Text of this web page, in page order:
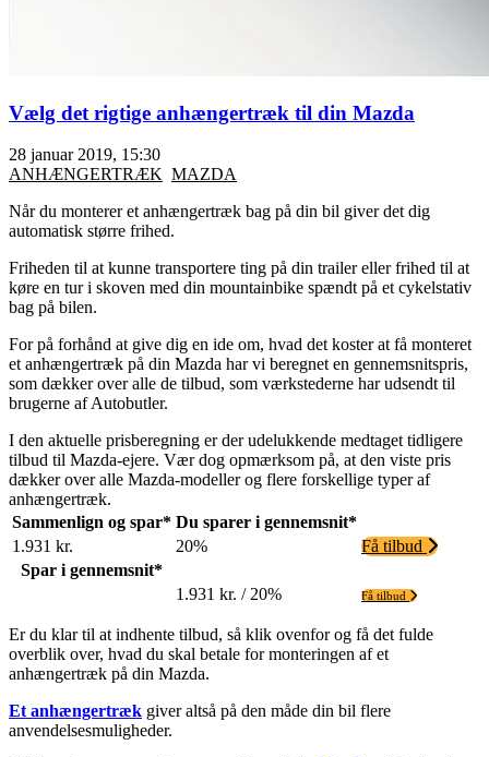
Vælg det rigtige anhængertræk til din Mazda
28 januar 2019, 15:30
ANHÆNGERTRÆK MAZDA
Når du monterer et anhængertræk bag på din bil giver det dig
automatisk større frihed.
Friheden til at kunne transportere ting på din trailer eller frihed til at
køre en tur i skoven med din mountainbike spændt på et cykelstativ
bag på bilen.
For på forhånd at give dig en ide om, hvad det koster at få monteret
et anhængertræk på din Mazda har vi beregnet en gennemsnitspris,
som dækker over alle de tilbud, som værkstederne har udsendt til
brugerne af Autobutler.
I den aktuelle prisberegning er der udelukkende medtaget tidligere
tilbud til Mazda-ejere. Vær dog opmærksom på, at den viste pris
dækker over alle Mazda-modeller og flere forskellige typer af
anhængertræk.
Sammenlign og spar* Du sparer i gennemsnit*
1.931 kr.
20%
Få tilbud
Spar i gennemsnit*
1.931 kr. / 20%
Få tilbud
Er du klar til at indhente tilbud, så klik ovenfor og få det fulde
overblik over, hvad du skal betale for monteringen af et
anhængertræk på din Mazda.
Et anhængertræk giver altså på den måde din bil flere
anvendelsesmuligheder.